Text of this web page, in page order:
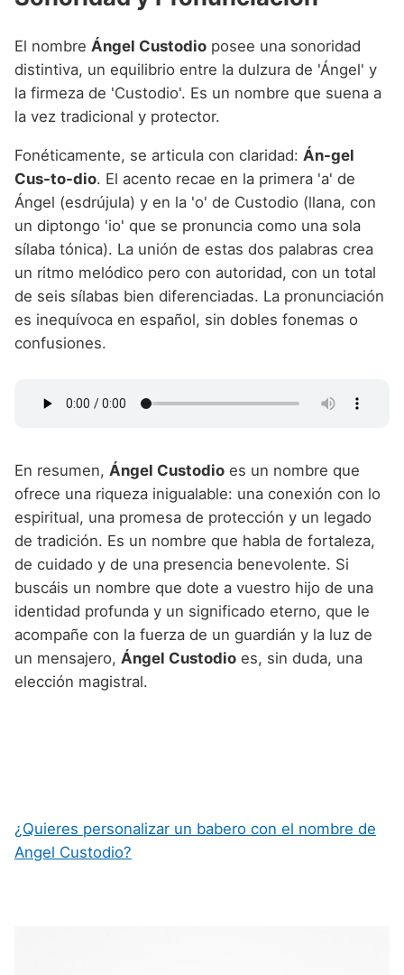
El nombre Ángel Custodio posee una sonoridad
distintiva, un equilibrio entre la dulzura de 'Ángel' y
la firmeza de 'Custodio'. Es un nombre que suena a
la vez tradicional y protector.
Fonéticamente, se articula con claridad: Án-gel
Cus-to-dio. El acento recae en la primera 'a' de
Ángel (esdrújula) y en la 'o' de Custodio (llana, con
un diptongo 'io' que se pronuncia como una sola
sílaba tónica). La unión de estas dos palabras crea
un ritmo melódico pero con autoridad, con un total
de seis sílabas bien diferenciadas. La pronunciación
es inequívoca en español, sin dobles fonemas o
confusiones.
En resumen, Ángel Custodio es un nombre que
ofrece una riqueza inigualable: una conexión con lo
espiritual, una promesa de protección y un legado
de tradición. Es un nombre que habla de fortaleza,
de cuidado y de una presencia benevolente. Si
buscáis un nombre que dote a vuestro hijo de una
identidad profunda y un significado eterno, que le
acompañe con la fuerza de un guardián y la luz de
un mensajero, Ángel Custodio es, sin duda, una
elección magistral.
¿Quieres personalizar un babero con el nombre de
Angel Custodio?